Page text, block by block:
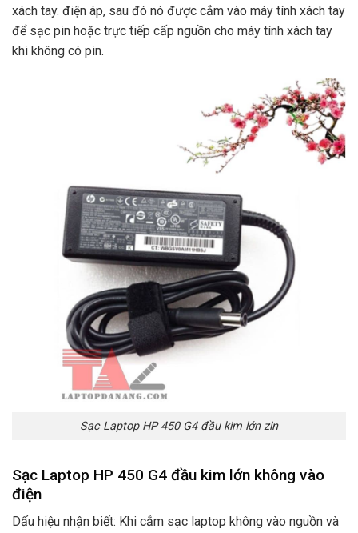
xách tay. điện áp, sau đó nó được cắm vào máy tính xách tay
để sạc pin hoặc trực tiếp cấp nguồn cho máy tính xách tay
khi không có pin.
Sạc Laptop HP 450 G4 đầu kim lớn zin
Sạc Laptop HP 450 G4 đầu kim lớn không vào
điện
Dấu hiệu nhận biết: Khi cắm sạc laptop không vào nguồn và